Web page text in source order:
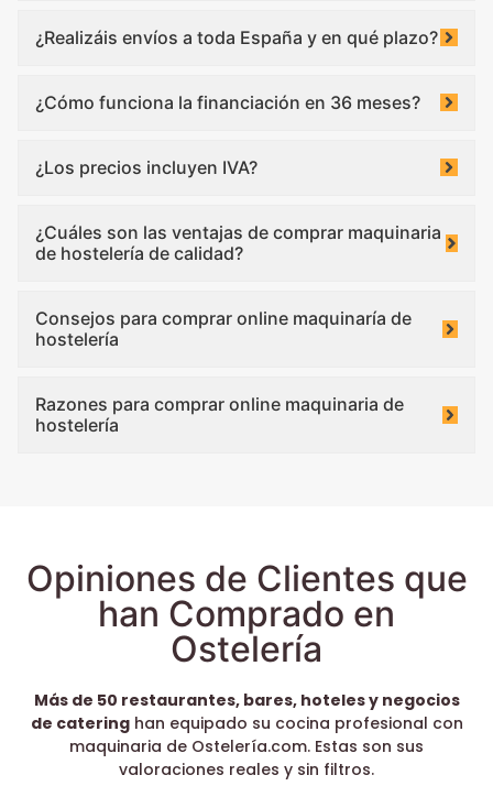
¿Realizáis envíos a toda España y en qué plazo?
¿Cómo funciona la financiación en 36 meses?
¿Los precios incluyen IVA?
¿Cuáles son las ventajas de comprar maquinaria
de hostelería de calidad?
Consejos para comprar online maquinaría de
hostelería
Razones para comprar online maquinaria de
hostelería
Opiniones de Clientes que
han Comprado en
Ostelería
Más de 50 restaurantes, bares, hoteles y negocios
de cateringhan equipado su cocina profesional con
maquinaria de Ostelería.com. Estas son sus
valoraciones reales y sin filtros.